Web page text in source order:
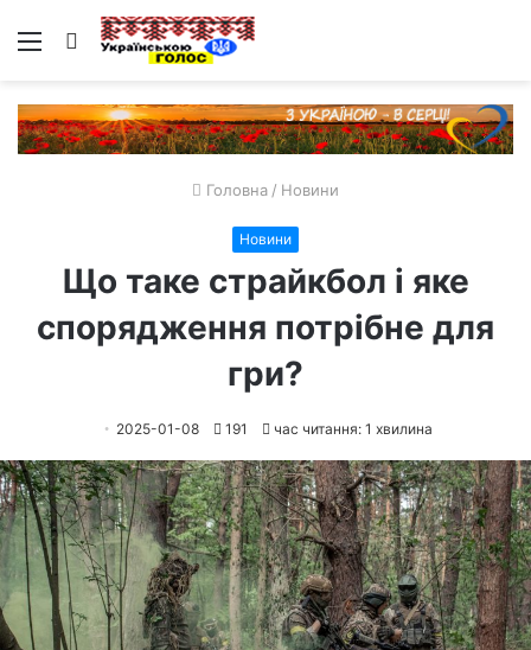
Меню Пошук
Головна / Новини
Новини
Що таке страйкбол і яке
спорядження потрібне для
гри?
2025-01-08 191 час читання: 1 хвилина